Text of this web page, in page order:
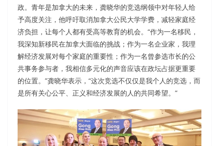
政。青年是加拿大的未来，龚晓华的竞选纲领中对年轻人给
予高度关注，他呼吁取消加拿大公民大学学费，减轻家庭经
济负担，让每个人都有受高等教育的机会。“作为一名移民，
我深知新移民在加拿大面临的挑战；作为一名企业家，我理
解经济发展对每个家庭的重要性；作为一名曾参选市长的公
共事务参与者，我相信多元化的声音应该在政坛占据更重要
的位置。”龚晓华表示，“这次竞选不仅仅是我个人的竞选，而
是所有关心公平、正义和经济发展的人的共同希望。”